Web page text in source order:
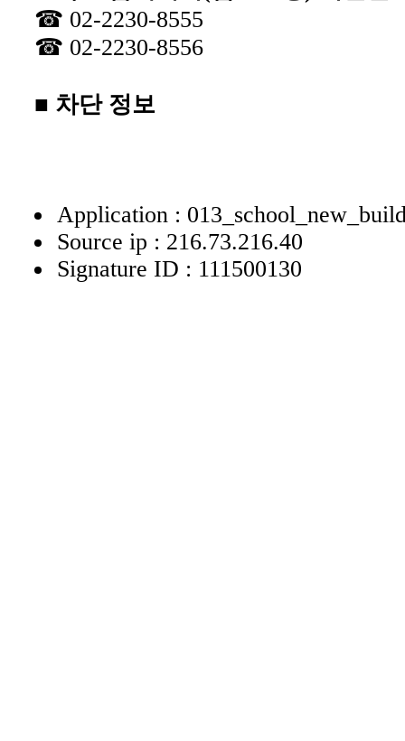
☎ 02-2230-8555
☎ 02-2230-8556
■ 차단 정보
Application :
Source ip : 216.73.216.40
Signature ID : 111500130